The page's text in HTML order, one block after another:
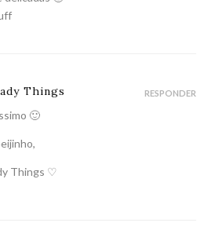
Things
🙂
,
Things ♡
RESPONDER